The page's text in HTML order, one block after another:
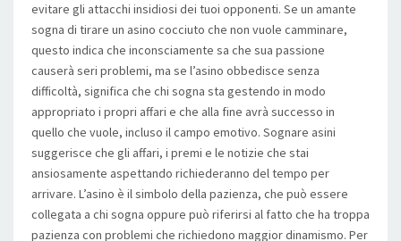
evitare gli attacchi insidiosi dei tuoi opponenti. Se un amante
sogna di tirare un asino cocciuto che non vuole camminare,
questo indica che inconsciamente sa che sua passione
causerà seri problemi, ma se l’asino obbedisce senza
difficoltà, significa che chi sogna sta gestendo in modo
appropriato i propri affari e che alla fine avrà successo in
quello che vuole, incluso il campo emotivo. Sognare asini
suggerisce che gli affari, i premi e le notizie che stai
ansiosamente aspettando richiederanno del tempo per
arrivare. L’asino è il simbolo della pazienza, che può essere
collegata a chi sogna oppure può riferirsi al fatto che ha troppa
pazienza con problemi che richiedono maggior dinamismo. Per